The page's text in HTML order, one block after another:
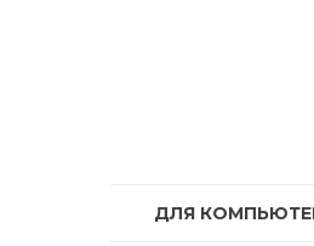
ДЛЯ